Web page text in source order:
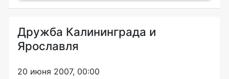
Дружба Калининграда и
Ярославля
20 июня 2007, 00:00